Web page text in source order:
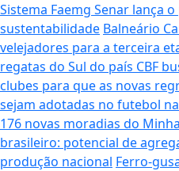
Sistema Faemg Senar lança
sustentabilidade Balneário
velejadores para a terceira
regatas do Sul do país CBF
clubes para que as novas
sejam adotadas no futebol
176 novas moradias do
brasileiro: potencial de
produção nacional Ferro-